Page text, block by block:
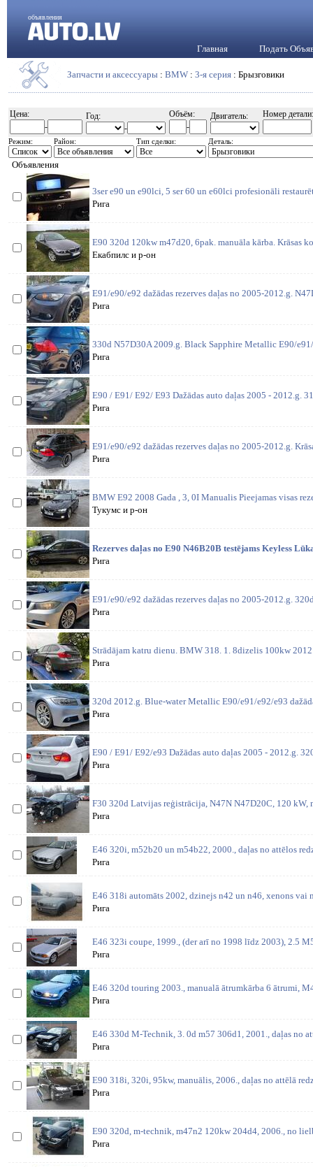
объявления
Главная Подать
Запчасти и аксессуары : BMW : 3-я серия : Брызговики
Цена:
-
Год:
-
Объём:
-
Двигатель: Номер детали:
Режим: Район: Тип сделки: Деталь:
Объявления
3ser e90 un e90lci, 5 ser 60 un e60lci profesionāli
Рига
E90 320d 120kw m47d20, 6pak. manuāla kārba. Krāsas
Екабпилс и р-он
E91/e90/e92 dažādas rezerves daļas no 2005-2012.g.
Рига
330d N57D30A 2009.g. Black Sapphire Metallic E90/e91/
Рига
E90 / E91/ E92/ E93 Dažādas auto daļas 2005 - 2012.g.
Рига
E91/e90/e92 dažādas rezerves daļas no 2005-2012.g.
Рига
BMW E92 2008 Gada , 3, 0I Manualis Pieejamas visas
Тукумс и р-он
Rezerves daļas no E90 N46B20B testējams Keyless
Рига
E91/e90/e92 dažādas rezerves daļas no 2005-2012.g.
Рига
Strādājam katru dienu. BMW 318. 1. 8dizelis 100kw
Рига
320d 2012.g. Blue-water Metallic E90/e91/e92/e93
Рига
E90 / E91/ E92/e93 Dažādas auto daļas 2005 - 2012.g.
Рига
F30 320d Latvijas reģistrācija, N47N N47D20C, 120 kW,
Рига
E46 320i, m52b20 un m54b22, 2000., daļas no attēlos
Рига
E46 318i automāts 2002, dzinejs n42 un n46, xenons vai
Рига
E46 323i coupe, 1999., (der arī no 1998 līdz 2003), 2.5
Рига
E46 320d touring 2003., manualā ātrumkārba 6 ātrumi,
Рига
E46 330d M-Technik, 3. 0d m57 306d1, 2001., daļas no
Рига
E90 318i, 320i, 95kw, manuālis, 2006., daļas no attēlā
Рига
E90 320d, m-technik, m47n2 120kw 204d4, 2006., no
Рига